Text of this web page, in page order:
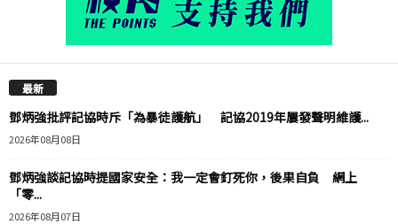
最新
鄧炳強批評記協時斥「為暴徒護航」 記協2019年屢發聲明維護...
2026年08月08日
鄧炳強談記協時提國家安全：我一定會釘死你，後果自負 網上
「零...
2026年08月07日